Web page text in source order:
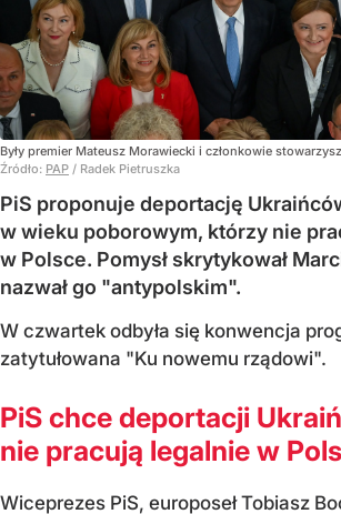
Były premier Mateusz Morawiecki i członkowie
Źródło: PAP / Radek Pietruszka
PiS proponuje deportację
w wieku poborowym, którzy nie
w Polsce. Pomysł skrytykował
nazwał go "antypolskim".
W czwartek odbyła się konwencja
zatytułowana "Ku nowemu rządowi".
PiS chce deportacji
nie pracują legalnie w
Wiceprezes PiS, europoseł Tobiasz